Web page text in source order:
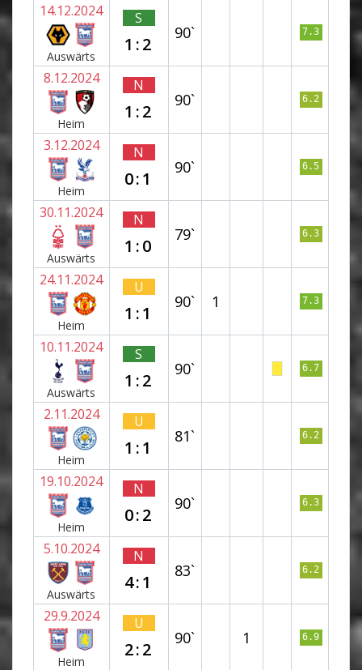
14.12.2024
Auswärts
S
1:2
90` 7.3
8.12.2024
Heim
N
1:2
90` 6.2
3.12.2024
Heim
N
0:1
90` 6.5
30.11.2024
Auswärts
N
1:0
79` 6.3
24.11.2024
Heim
U
1:1
90` 1 7.3
10.11.2024
Auswärts
S
1:2
90` 6.7
2.11.2024
Heim
U
1:1
81` 6.2
19.10.2024
Heim
N
0:2
90` 6.3
5.10.2024
Auswärts
N
4:1
83` 6.2
29.9.2024
Heim
U
2:2
90` 1 6.9